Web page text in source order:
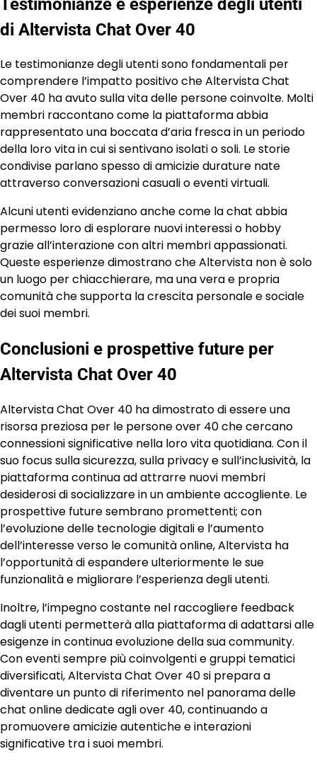
di Altervista Chat Over 40
Le testimonianze degli utenti sono fondamentali per
comprendere l’impatto positivo che Altervista Chat
Over 40 ha avuto sulla vita delle persone coinvolte. Molti
membri raccontano come la piattaforma abbia
rappresentato una boccata d’aria fresca in un periodo
della loro vita in cui si sentivano isolati o soli. Le storie
condivise parlano spesso di amicizie durature nate
attraverso conversazioni casuali o eventi virtuali.
Alcuni utenti evidenziano anche come la chat abbia
permesso loro di esplorare nuovi interessi o hobby
grazie all’interazione con altri membri appassionati.
Queste esperienze dimostrano che Altervista non è solo
un luogo per chiacchierare, ma una vera e propria
comunità che supporta la crescita personale e sociale
dei suoi membri.
Conclusioni e prospettive future per
Altervista Chat Over 40
Altervista Chat Over 40 ha dimostrato di essere una
risorsa preziosa per le persone over 40 che cercano
connessioni significative nella loro vita quotidiana. Con il
suo focus sulla sicurezza, sulla privacy e sull’inclusività, la
piattaforma continua ad attrarre nuovi membri
desiderosi di socializzare in un ambiente accogliente. Le
prospettive future sembrano promettenti; con
l’evoluzione delle tecnologie digitali e l’aumento
dell’interesse verso le comunità online, Altervista ha
l’opportunità di espandere ulteriormente le sue
funzionalità e migliorare l’esperienza degli utenti.
Inoltre, l’impegno costante nel raccogliere feedback
dagli utenti permetterà alla piattaforma di adattarsi alle
esigenze in continua evoluzione della sua community.
Con eventi sempre più coinvolgenti e gruppi tematici
diversificati, Altervista Chat Over 40 si prepara a
diventare un punto di riferimento nel panorama delle
chat online dedicate agli over 40, continuando a
promuovere amicizie autentiche e interazioni
significative tra i suoi membri.